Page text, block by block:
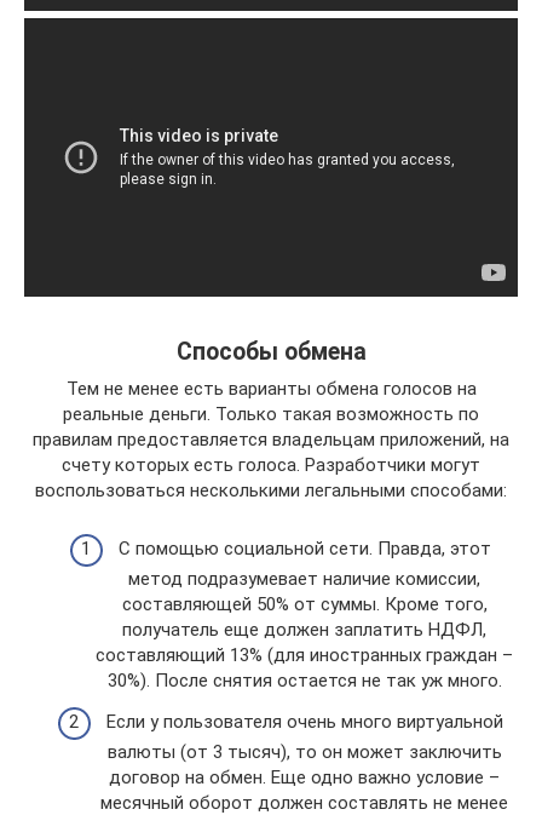
Способы обмена
Тем не менее есть варианты обмена голосов на
реальные деньги. Только такая возможность по
правилам предоставляется владельцам приложений, на
счету которых есть голоса. Разработчики могут
воспользоваться несколькими легальными способами:
С помощью социальной сети. Правда, этот
метод подразумевает наличие комиссии,
составляющей 50% от суммы. Кроме того,
получатель еще должен заплатить НДФЛ,
составляющий 13% (для иностранных граждан –
30%). После снятия остается не так уж много.
Если у пользователя очень много виртуальной
валюты (от 3 тысяч), то он может заключить
договор на обмен. Еще одно важно условие –
месячный оборот должен составлять не менее